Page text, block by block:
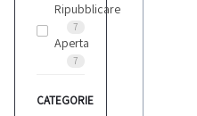
Ripubblicare
7
Aperta
7
CATEGORIE